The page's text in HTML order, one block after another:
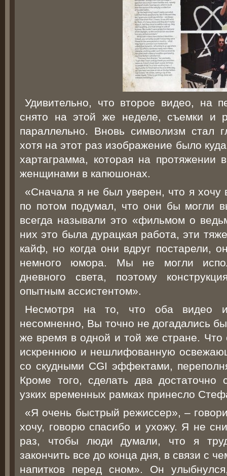
Удивительно, что второе видео, на
снято на этой же неделе, съемки и
параллельно. Вновь символизм стал
хотя на этот раз изображение было
хартаграмма, которая на протяжении
женщинами в капюшонах.
«Сначала я не был уверен, что я хочу
по потом подумал, что они бы могли
всегда называли это «фильмом о
них это была дурацкая работа, эти
кайф, но когда они вдруг постарели,
немного юмора. Мы не могли
дневного света, поэтому
опытным ассистентом».
Несмотря на то, что оба видео
несомненно, Вы точно не догадались
же время в одной и той же стране. Что
искреннюю и нешлифованную
со скудными CGI эффектами,
Кроме того, сделать два достаточно
узких временных рамках принесло
«Я очень быстрый режиссер», –
хочу, говорю спасибо и ухожу. Я не
раз, чтобы люди думали, что я
закончить все до конца дня, в связи с
напитков перед сном». Он